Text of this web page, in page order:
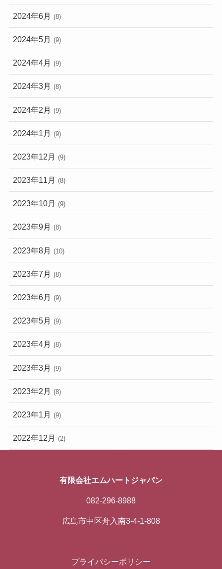
2024年6月 (8)
2024年5月 (9)
2024年4月 (9)
2024年3月 (8)
2024年2月 (9)
2024年1月 (9)
2023年12月 (9)
2023年11月 (8)
2023年10月 (9)
2023年9月 (8)
2023年8月 (10)
2023年7月 (8)
2023年6月 (9)
2023年5月 (9)
2023年4月 (8)
2023年3月 (9)
2023年2月 (8)
2023年1月 (9)
2022年12月 (2)
有限会社エムハートジャパン
082-296-8988
広島市中区舟入南3-4-1-808
プライバシーポリシー